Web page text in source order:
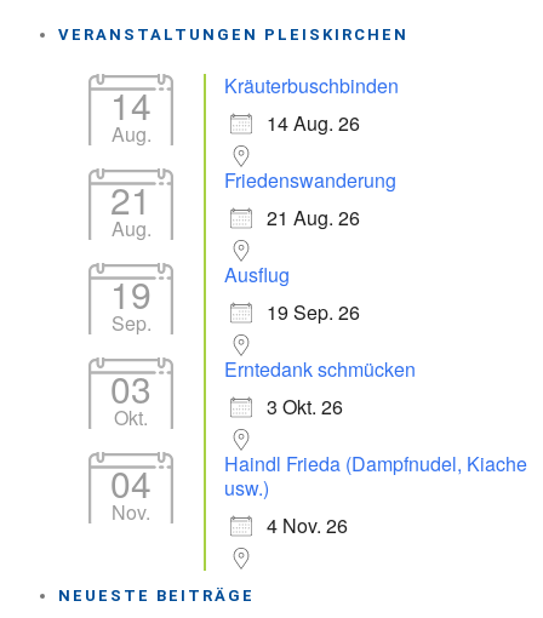
VERANSTALTUNGEN PLEISKIRCHEN
14
Aug.
Kräuterbuschbinden
14 Aug. 26
21
Aug.
Friedenswanderung
21 Aug. 26
19
Sep.
Ausflug
19 Sep. 26
03
Okt.
Erntedank schmücken
3 Okt. 26
04
Nov.
Haindl Frieda (Dampfnudel, Kiache
usw.)
4 Nov. 26
NEUESTE BEITRÄGE